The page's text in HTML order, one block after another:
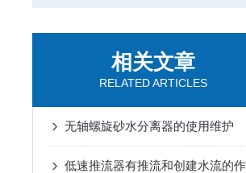
相关文章
RELATED ARTICLES
无轴螺旋砂水分离器的使用维护
低速推流器有推流和创建水流的